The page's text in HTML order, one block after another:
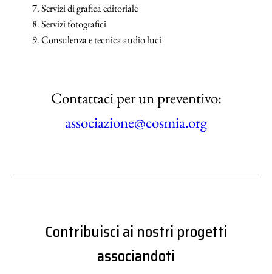
Servizi di grafica editoriale
Servizi fotografici
Consulenza e tecnica audio luci
Contattaci per un preventivo:
associazione@cosmia.org
Contribuisci ai nostri progetti
associandoti